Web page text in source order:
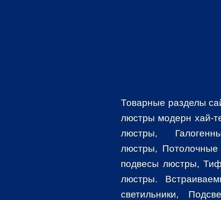
Товарные разделы
люстры модерн хай-
люстры,
люстры, Потолочные
подвесы люстры,
люстры.
светильники,